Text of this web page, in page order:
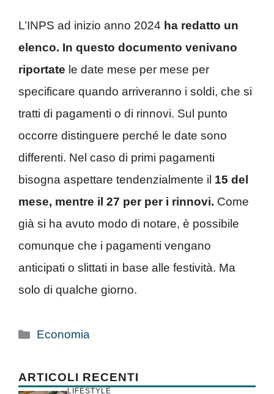
L’INPS ad inizio anno 2024 ha redatto un
elenco. In questo documento venivano
riportate le date mese per mese per
specificare quando arriveranno i soldi, che si
tratti di pagamenti o di rinnovi. Sul punto
occorre distinguere perché le date sono
differenti. Nel caso di primi pagamenti
bisogna aspettare tendenzialmente il 15 del
mese, mentre il 27 per per i rinnovi. Come
già si ha avuto modo di notare, è possibile
comunque che i pagamenti vengano
anticipati o slittati in base alle festività. Ma
solo di qualche giorno.
Categorie
Economia
ARTICOLI RECENTI
LIFESTYLE